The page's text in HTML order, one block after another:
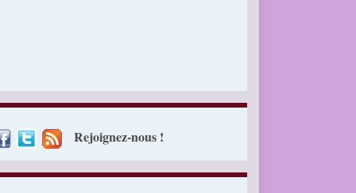
Rejoignez-nous !